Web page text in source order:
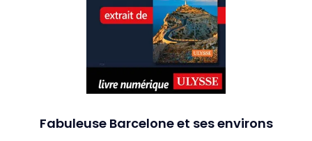
Fabuleuse Barcelone et ses environs